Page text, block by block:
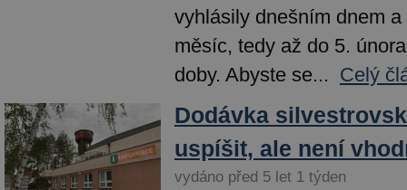
vyhlásily dnešním dnem
měsíc, tedy až do 5.
doby. Abyste se... Celý
Dodávka
uspíšit, ale není
vydáno před 5 let 1 týden